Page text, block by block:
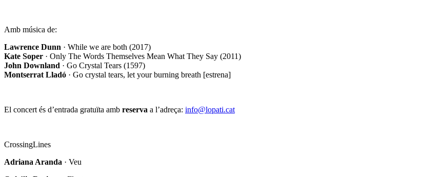
Amb música de:
Lawrence Dunn · While we are both (2017)
Kate Soper · Only The Words Themselves Mean What They Say (2011)
John Downland · Go Crystal Tears (1597)
Montserrat Lladó · Go crystal tears, let your burning breath [estrena]
El concert és d’entrada gratuïta amb reserva a l’adreça: info@lopati.cat
CrossingLines
Adriana Aranda · Veu